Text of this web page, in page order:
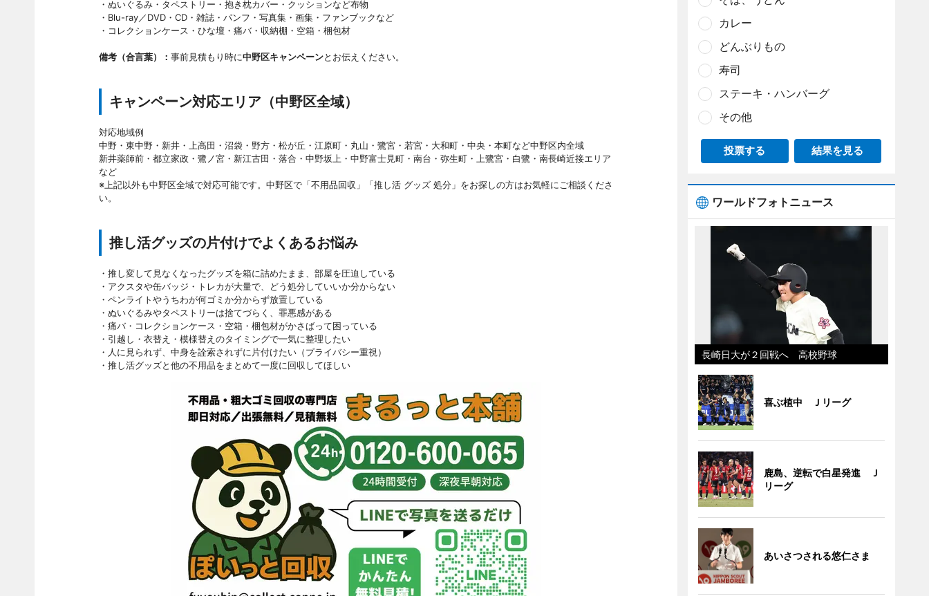
・ぬいぐるみ・タペストリー・抱き枕カバー・クッションなど布物
・Blu-ray／DVD・CD・雑誌・パンフ・写真集・画集・ファンブックなど
・コレクションケース・ひな壇・痛バ・収納棚・空箱・梱包材
備考（合言葉）： 事前見積もり時に中野区キャンペーンとお伝えください。
キャンペーン対応エリア（中野区全域）
対応地域例
中野・東中野・新井・上高田・沼袋・野方・松が丘・江原町・丸山・鷺宮・若宮・大和町・中央・本町など中野区内全域
新井薬師前・都立家政・鷺ノ宮・新江古田・落合・中野坂上・中野富士見町・南台・弥生町・上鷺宮・白鷺・南長崎近接エリア
など
※上記以外も中野区全域で対応可能です。中野区で「不用品回収」「推し活 グッズ 処分」をお探しの方はお気軽にご相談くださ
い。
推し活グッズの片付けでよくあるお悩み
・推し変して見なくなったグッズを箱に詰めたまま、部屋を圧迫している
・アクスタや缶バッジ・トレカが大量で、どう処分していいか分からない
・ペンライトやうちわが何ゴミか分からず放置している
・ぬいぐるみやタペストリーは捨てづらく、罪悪感がある
・痛バ・コレクションケース・空箱・梱包材がかさばって困っている
・引越し・衣替え・模様替えのタイミングで一気に整理したい
・人に見られず、中身を詮索されずに片付けたい（プライバシー重視）
・推し活グッズと他の不用品をまとめて一度に回収してほしい
カレー
どんぶりもの
寿司
ステーキ・ハンバーグ
その他
投票する 結果を見る
ワールドフォトニュース
長崎日大が２回戦へ 高校野球
喜ぶ植中 Ｊリーグ
鹿島、逆転で白星発進 Ｊ
リーグ
あいさつされる悠仁さま